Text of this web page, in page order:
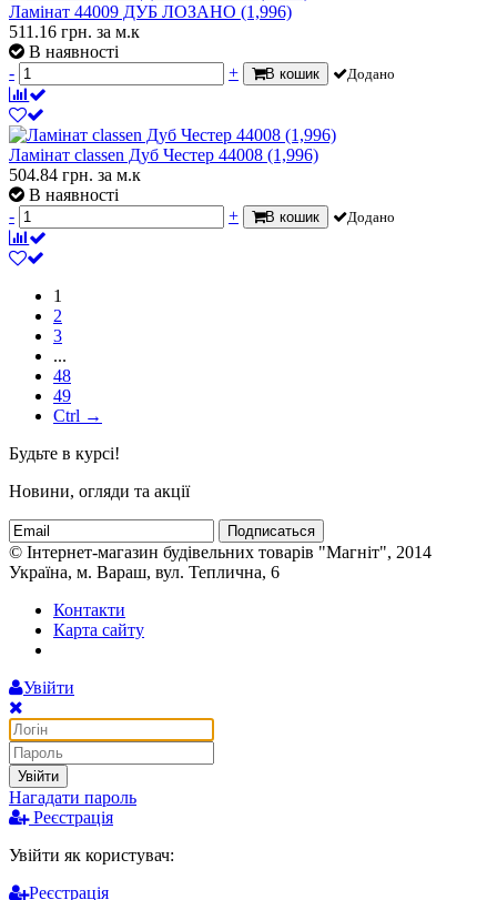
Ламінат 44009 ДУБ ЛОЗАНО (1,996)
511.16 грн. за м.к
В наявності
-
+ В кошик Додано
Ламінат classen Дуб Честер 44008 (1,996)
504.84 грн. за м.к
В наявності
-
+ В кошик Додано
1
2
3
...
48
49
Ctrl →
Будьте в курсі!
Новини, огляди та акції
Подписаться
© Інтернет-магазин будівельних товарів "Магніт", 2014
Україна, м. Вараш, вул. Теплична, 6
Контакти
Карта сайту
Увійти
Увійти
Нагадати пароль
Реєстрація
Увійти як користувач:
Реєстрація